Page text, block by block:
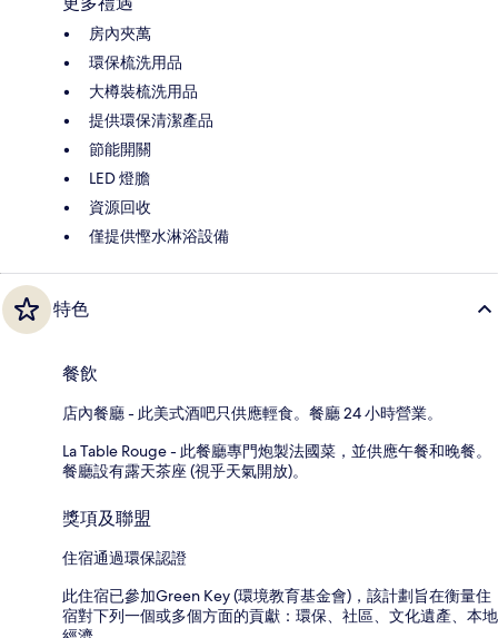
房內夾萬
環保梳洗用品
大樽裝梳洗用品
提供環保清潔產品
節能開關
LED 燈膽
資源回收
僅提供慳水淋浴設備
特色
餐飲
店內餐廳 - 此美式酒吧只供應輕食。餐廳 24 小時營業。
La Table Rouge - 此餐廳專門炮製法國菜，並供應午餐和晚餐。
餐廳設有露天茶座 (視乎天氣開放)。
獎項及聯盟
住宿通過環保認證
此住宿已參加Green Key (環境教育基金會)，該計劃旨在衡量住
宿對下列一個或多個方面的貢獻：環保、社區、文化遺產、本地